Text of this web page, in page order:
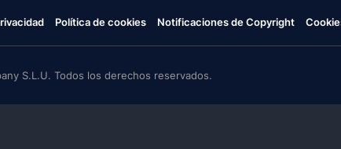
Política de cookies Notificaciones de Copyright
S.L.U. Todos los derechos reservados.